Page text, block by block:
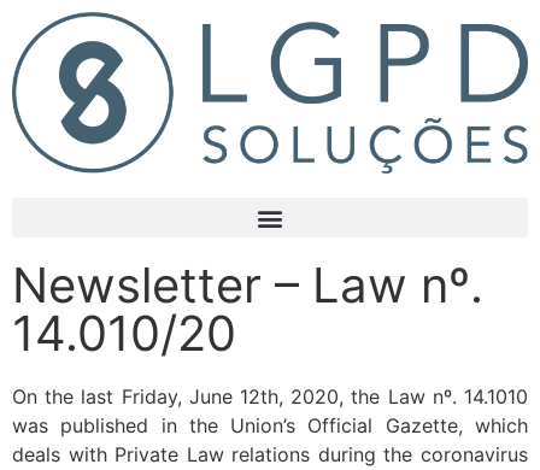
Newsletter – Law nº.
14.010/20
On the last Friday, June 12th, 2020, the Law nº. 14.1010
was published in the Union’s Official Gazette, which
deals with Private Law relations during the coronavirus